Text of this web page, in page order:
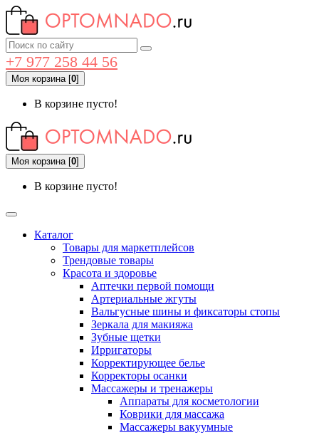
+7 977 258 44 56
Моя корзина[0]
В корзине пусто!
Моя корзина[0]
В корзине пусто!
Каталог
Товары для маркетплейсов
Трендовые товары
Красота и здоровье
Аптечки первой помощи
Артериальные жгуты
Вальгусные шины и фиксаторы стопы
Зеркала для макияжа
Зубные щетки
Ирригаторы
Корректирующее белье
Корректоры осанки
Массажеры и тренажеры
Аппараты для косметологии
Коврики для массажа
Массажеры вакуумные